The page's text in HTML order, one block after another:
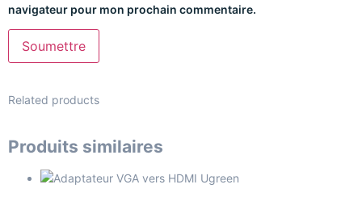
navigateur pour mon prochain commentaire.
Related products
Produits similaires